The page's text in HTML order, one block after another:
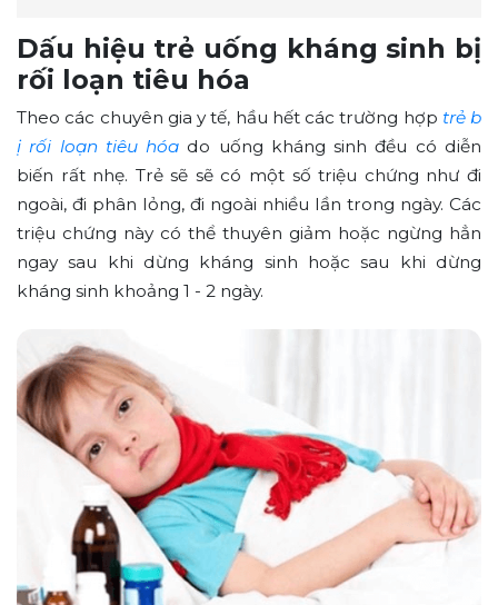
Dấu hiệu trẻ uống kháng sinh bị
rối loạn tiêu hóa
Theo các chuyên gia y tế, hầu hết các trường hợp trẻ b
ị rối loạn tiêu hóa do uống kháng sinh đều có diễn
biến rất nhẹ. Trẻ sẽ sẽ có một số triệu chứng như đi
ngoài, đi phân lỏng, đi ngoài nhiều lần trong ngày. Các
triệu chứng này có thể thuyên giảm hoặc ngừng hẳn
ngay sau khi dừng kháng sinh hoặc sau khi dừng
kháng sinh khoảng 1 - 2 ngày.